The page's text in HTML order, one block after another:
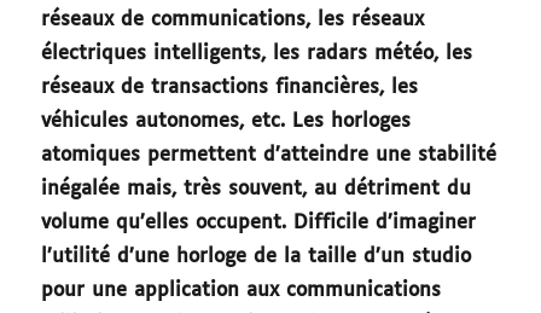
réseaux de communications, les réseaux
électriques intelligents, les radars météo, les
réseaux de transactions financières, les
véhicules autonomes, etc. Les horloges
atomiques permettent d’atteindre une stabilité
inégalée mais, très souvent, au détriment du
volume qu’elles occupent. Difficile d’imaginer
l’utilité d’une horloge de la taille d’un studio
pour une application aux communications